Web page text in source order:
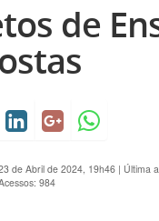
de
de Abril de 2024, 19h46 | Última
984